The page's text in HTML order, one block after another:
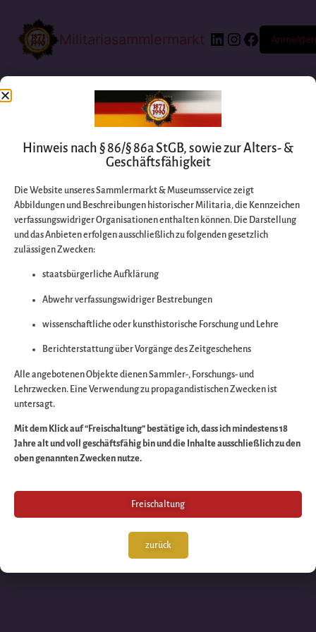
Militariasammlermarkt Anmelden
Entschuldigen Sie
bitte die
Wir arbeiten an
großartigen Sache
schauen Sie bald
wieder vorbei!
Hinweis nach § 86/§ 86a StGB, sowie zur Alters- &
Geschäftsfähigkeit
Die Website unseres Sammlermarkt & Museumsservice zeigt
Abbildungen und Beschreibungen historischer Militaria, die Kennzeichen
verfassungswidriger Organisationen enthalten können. Die Darstellung
und das Anbieten erfolgen ausschließlich zu folgenden gesetzlich
zulässigen Zwecken:
staatsbürgerliche Aufklärung
Abwehr verfassungswidriger Bestrebungen
wissenschaftliche oder kunsthistorische Forschung und Lehre
Berichterstattung über Vorgänge des Zeitgeschehens
Alle angebotenen Objekte dienen Sammler-, Forschungs- und
Lehrzwecken. Eine Verwendung zu propagandistischen Zwecken ist
untersagt.
Mit dem Klick auf “Freischaltung” bestätige ich, dass ich mindestens 18
Jahre alt und voll geschäftsfähig bin und die Inhalte ausschließlich zu den
oben genannten Zwecken nutze.
Freischaltung
zurück